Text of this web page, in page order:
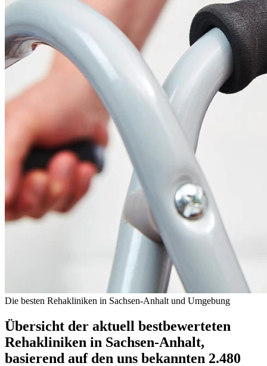
Die besten Rehakliniken in Sachsen-Anhalt und Umgebung
Übersicht der aktuell bestbewerteten
Rehakliniken in Sachsen-Anhalt,
basierend auf den uns bekannten 2.480